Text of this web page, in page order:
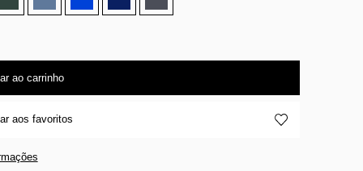
ao carrinho
aos favoritos